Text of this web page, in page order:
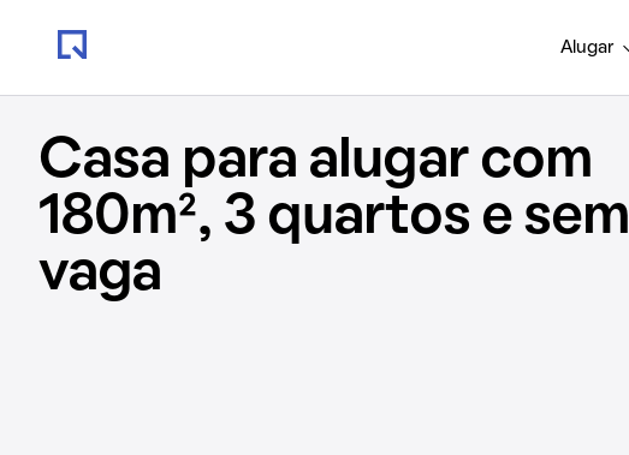
Alugar
Casa para alugar com
180m², 3 quartos e sem
vaga